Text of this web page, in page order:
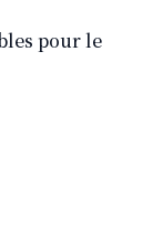
pour le